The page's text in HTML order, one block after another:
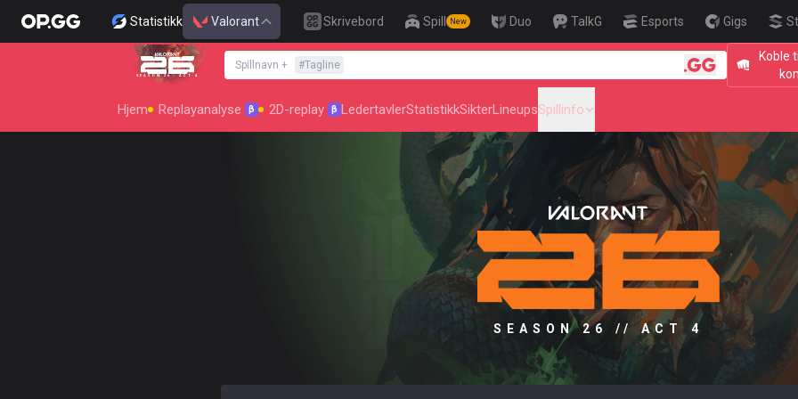
Statistikk Valorant Skrivebord Spill New Duo TalkG Esports Gigs
SEASON 26 : ACT 4
Spillnavn + #Tagline
Koble
🎯 Level Up
Hjem Replayanalyse β 2D-replay β LedertavlerStatistikkSikterLineupsSpillinfo
SEASON 26 // ACT 4